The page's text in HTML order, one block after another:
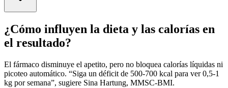
¿Cómo influyen la dieta y las calorías en
el resultado?
El fármaco disminuye el apetito, pero no bloquea calorías líquidas ni
picoteo automático. “Siga un déficit de 500-700 kcal para ver 0,5-1
kg por semana”, sugiere Sina Hartung, MMSC-BMI.